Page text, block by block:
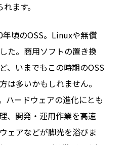
ます。
頃のOSS。Linuxや無償
た。商用ソフトの置き換
、いまでもこの時期のOSS
は多いかもしれません。
ハードウェアの進化にとも
、開発・運用作業を高速
ェアなどが脚光を浴びま